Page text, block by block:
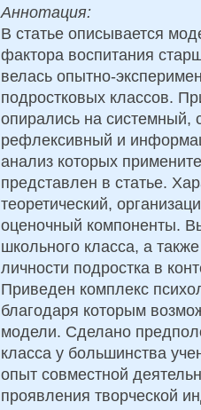
Аннотация:
В статье описывается
фактора воспитания
велась опытно-
подростковых классов.
опирались на системный,
рефлексивный и
анализ которых
представлен в статье.
теоретический,
оценочный компоненты.
школьного класса, а
личности подростка в
Приведен комплекс
благодаря которым
модели. Сделано
класса у большинства
опыт совместной
проявления творческой